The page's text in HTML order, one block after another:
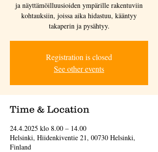
ja näyttämöilluusioiden ympärille rakentuviin
kohtauksiin, joissa aika hidastuu, kääntyy
takaperin ja pysähtyy.
Registration is closed
See other events
Time & Location
24.4.2025 klo 8.00 – 14.00
Helsinki, Hiidenkiventie 21, 00730 Helsinki,
Finland